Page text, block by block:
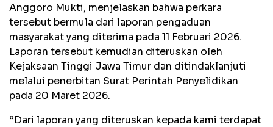
Anggoro Mukti, menjelaskan bahwa perkara
tersebut bermula dari laporan pengaduan
masyarakat yang diterima pada 11 Februari 2026.
Laporan tersebut kemudian diteruskan oleh
Kejaksaan Tinggi Jawa Timur dan ditindaklanjuti
melalui penerbitan Surat Perintah Penyelidikan
pada 20 Maret 2026.
“Dari laporan yang diteruskan kepada kami terdapat